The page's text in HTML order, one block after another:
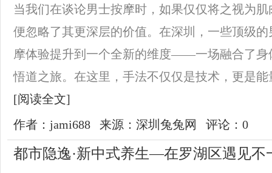
当我们在谈论男士按摩时，如果仅仅将之视为
便忽略了其更深层的价值。在深圳，一些顶级
摩体验提升到一个全新的维度——一场融合了身
悟道之旅。在这里，手法不仅仅是技术，更是
[阅读全文]
作者：jami688
来源：深圳兔兔网 评论：0
都市隐逸·新中式养生—在罗湖区遇见不